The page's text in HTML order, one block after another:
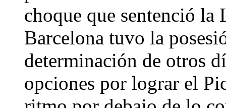
choque que sentenció
Barcelona tuvo la
determinación de otros
opciones por lograr el